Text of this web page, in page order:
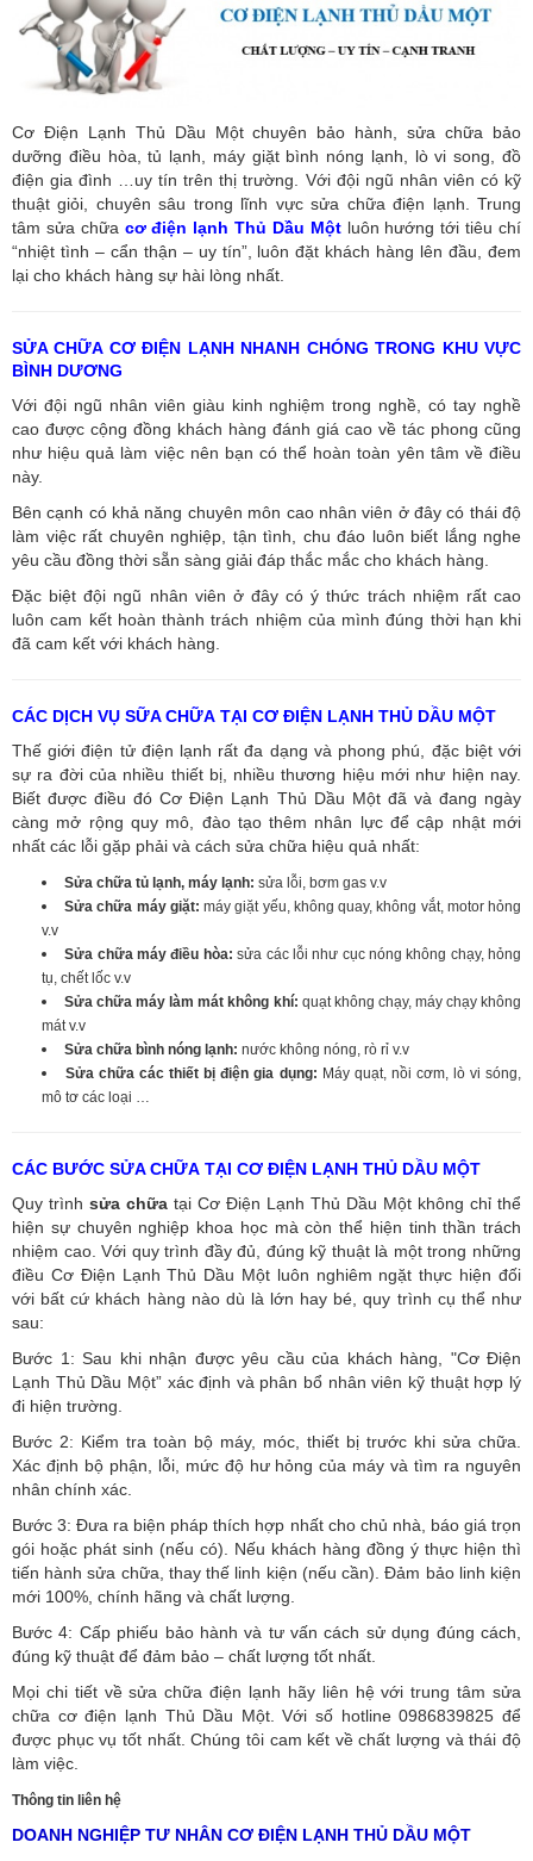
Cơ Điện Lạnh Thủ Dầu Một chuyên bảo hành, sửa chữa bảo
dưỡng điều hòa, tủ lạnh, máy giặt bình nóng lạnh, lò vi song, đồ
điện gia đình …uy tín trên thị trường. Với đội ngũ nhân viên có kỹ
thuật giỏi, chuyên sâu trong lĩnh vực sửa chữa điện lạnh. Trung
tâm sửa chữa cơ điện lạnh Thủ Dầu Mộtluôn hướng tới tiêu chí
“nhiệt tình – cẩn thận – uy tín”, luôn đặt khách hàng lên đầu, đem
lại cho khách hàng sự hài lòng nhất.
SỬA CHỮA CƠ ĐIỆN LẠNH NHANH CHÓNG TRONG KHU VỰC
BÌNH DƯƠNG
Với đội ngũ nhân viên giàu kinh nghiệm trong nghề, có tay nghề
cao được cộng đồng khách hàng đánh giá cao về tác phong cũng
như hiệu quả làm việc nên bạn có thể hoàn toàn yên tâm về điều
này.
Bên cạnh có khả năng chuyên môn cao nhân viên ở đây có thái độ
làm việc rất chuyên nghiệp, tận tình, chu đáo luôn biết lắng nghe
yêu cầu đồng thời sẵn sàng giải đáp thắc mắc cho khách hàng.
Đặc biệt đội ngũ nhân viên ở đây có ý thức trách nhiệm rất cao
luôn cam kết hoàn thành trách nhiệm của mình đúng thời hạn khi
đã cam kết với khách hàng.
CÁC DỊCH VỤ SỮA CHỮA TẠI CƠ ĐIỆN LẠNH THỦ DẦU MỘT
Thế giới điện tử điện lạnh rất đa dạng và phong phú, đặc biệt với
sự ra đời của nhiều thiết bị, nhiều thương hiệu mới như hiện nay.
Biết được điều đó Cơ Điện Lạnh Thủ Dầu Một đã và đang ngày
càng mở rộng quy mô, đào tạo thêm nhân lực để cập nhật mới
nhất các lỗi gặp phải và cách sửa chữa hiệu quả nhất:
Sửa chữa tủ lạnh, máy lạnh: sửa lỗi, bơm gas v.v
Sửa chữa máy giặt:máy giặt yếu, không quay, không vắt, motor hỏng
v.v
Sửa chữa máy điều hòa: sửa các lỗi như cục nóng không chạy, hỏng
tụ, chết lốc v.v
Sửa chữa máy làm mát không khí: quạt không chạy, máy chạy không
mát v.v
Sửa chữa bình nóng lạnh: nước không nóng, rò rỉ v.v
Sửa chữa các thiết bị điện gia dụng: Máy quạt, nồi cơm, lò vi sóng,
mô tơ các loại …
CÁC BƯỚC SỬA CHỮA TẠI CƠ ĐIỆN LẠNH THỦ DẦU MỘT
Quy trình sửa chữa tại Cơ Điện Lạnh Thủ Dầu Một không chỉ thể
hiện sự chuyên nghiệp khoa học mà còn thể hiện tinh thần trách
nhiệm cao. Với quy trình đầy đủ, đúng kỹ thuật là một trong những
điều Cơ Điện Lạnh Thủ Dầu Một luôn nghiêm ngặt thực hiện đối
với bất cứ khách hàng nào dù là lớn hay bé, quy trình cụ thể như
sau:
Bước 1: Sau khi nhận được yêu cầu của khách hàng, "Cơ Điện
Lạnh Thủ Dầu Một” xác định và phân bổ nhân viên kỹ thuật hợp lý
đi hiện trường.
Bước 2: Kiểm tra toàn bộ máy, móc, thiết bị trước khi sửa chữa.
Xác định bộ phận, lỗi, mức độ hư hỏng của máy và tìm ra nguyên
nhân chính xác.
Bước 3: Đưa ra biện pháp thích hợp nhất cho chủ nhà, báo giá trọn
gói hoặc phát sinh (nếu có). Nếu khách hàng đồng ý thực hiện thì
tiến hành sửa chữa, thay thế linh kiện (nếu cần). Đảm bảo linh kiện
mới 100%, chính hãng và chất lượng.
Bước 4: Cấp phiếu bảo hành và tư vấn cách sử dụng đúng cách,
đúng kỹ thuật để đảm bảo – chất lượng tốt nhất.
Mọi chi tiết về sửa chữa điện lạnh hãy liên hệ với trung tâm sửa
chữa cơ điện lạnh Thủ Dầu Một. Với số hotline 0986839825 để
được phục vụ tốt nhất. Chúng tôi cam kết về chất lượng và thái độ
làm việc.
Thông tin liên hệ
DOANH NGHIỆP TƯ NHÂN CƠ ĐIỆN LẠNH THỦ DẦU MỘT